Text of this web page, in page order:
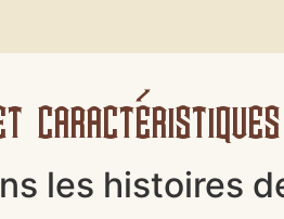
caractéristiques
les histoires